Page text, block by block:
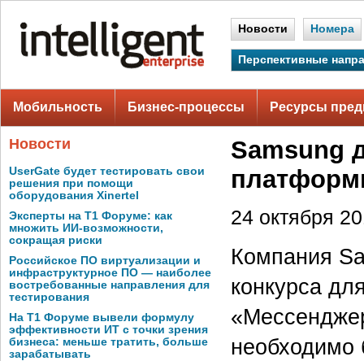
Новости Номера
Перспективные
Мобильность Бизнес-процессы Ресурсы
Новости
UserGate будет тестировать свои
решения при помощи
оборудования Xinertel
Эксперты на Т1 Форуме: как
множить ИИ-возможности,
сокращая риски
Российское ПО виртуализации и
инфраструктурное ПО — наиболее
востребованные направления для
тестирования
На Т1 Форуме вывели формулу
эффективности ИТ с точки зрения
бизнеса: меньше тратить, больше
зарабатывать
Samsung
24 октября
Компания
конкурса
необходимо